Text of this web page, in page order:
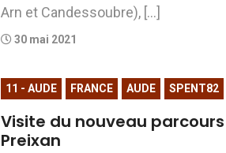
Arn et Candessoubre), […]
30 mai 2021
11 - AUDE FRANCE AUDE SPENT82
Visite du nouveau
Preixan